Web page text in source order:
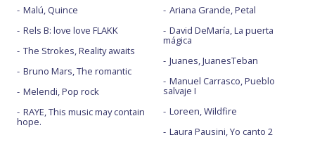
Malú, Quince
Rels B: love love FLAKK
The Strokes, Reality awaits
Bruno Mars, The romantic
Melendi, Pop rock
RAYE, This music may contain
hope.
Ariana Grande, Petal
David DeMaría, La puerta
mágica
Juanes, JuanesTeban
Manuel Carrasco, Pueblo
salvaje I
Loreen, Wildfire
Laura Pausini, Yo canto 2